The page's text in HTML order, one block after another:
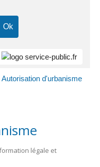
Autorisation d'urbanisme
légale et